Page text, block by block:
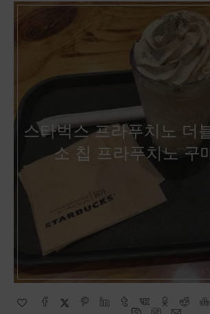
스타벅스 프라푸치노 더
소 칩 프라푸치노 구